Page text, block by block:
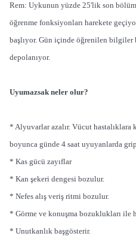
Rem: Uykunun yüzde 25'lik son
öğrenme fonksiyonları harekete
başlıyor. Gün içinde öğrenilen bilgiler
depolanıyor.
Uyumazsak neler olur?
* Alyuvarlar azalır. Vücut hastalıklara
boyunca günde 4 saat uyuyanlarda
* Kas gücü zayıflar
* Kan şekeri dengesi bozulur.
* Nefes alış veriş ritmi bozulur.
* Görme ve konuşma bozuklukları ile
* Unutkanlık başgösterir.